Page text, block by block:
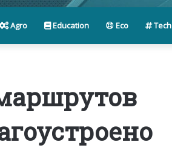
Agro Education Eco Tech